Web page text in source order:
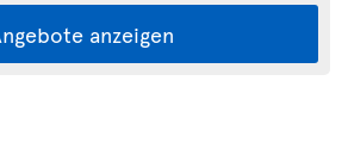
anzeigen